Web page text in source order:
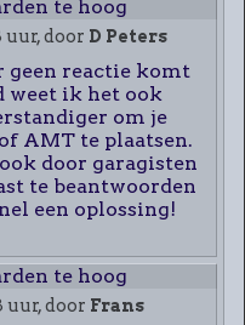
te hoog
uur, door D Peters
geen reactie komt
weet ik het ook
om je
AMT te plaatsen.
door garagisten
te beantwoorden
een oplossing!
te hoog
uur, door Frans